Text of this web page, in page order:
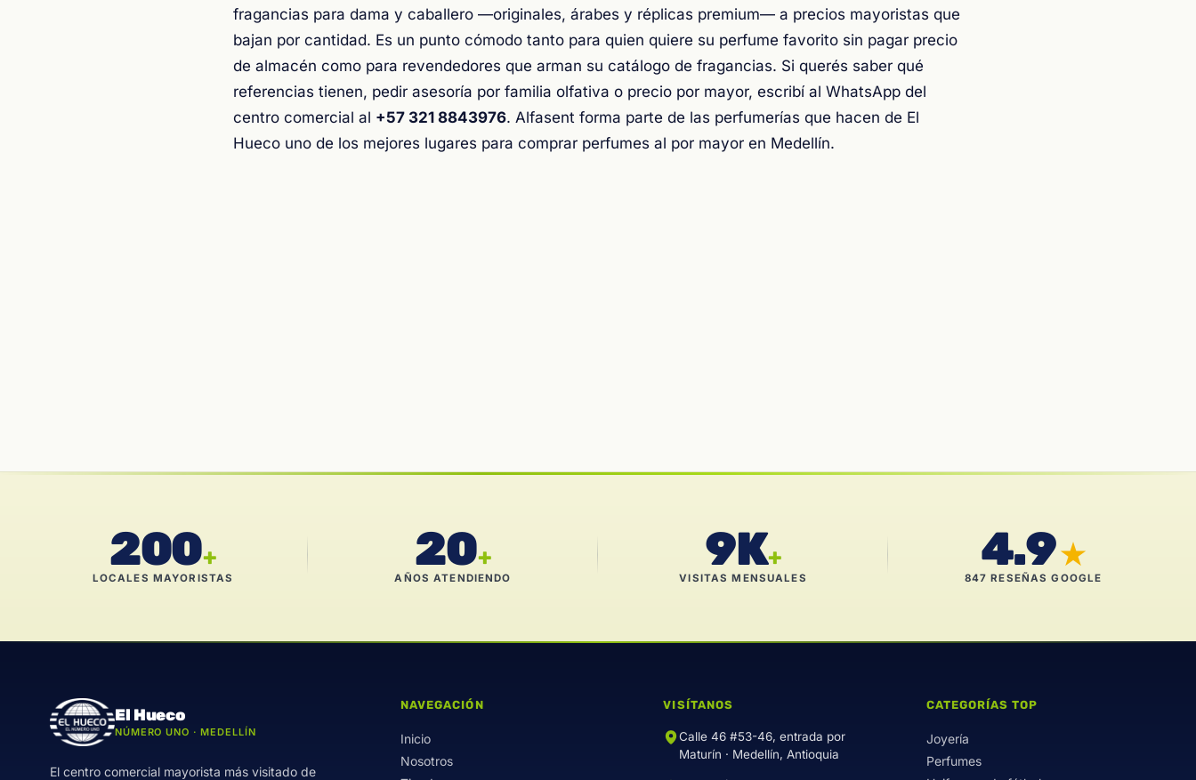
fragancias para dama y caballero —originales, árabes y réplicas premium— a precios mayoristas que
bajan por cantidad. Es un punto cómodo tanto para quien quiere su perfume favorito sin pagar precio
de almacén como para revendedores que arman su catálogo de fragancias. Si querés saber qué
referencias tienen, pedir asesoría por familia olfativa o precio por mayor, escribí al WhatsApp del
centro comercial al +57 321 8843976. Alfasent forma parte de las perfumerías que hacen de El
Hueco uno de los mejores lugares para comprar perfumes al por mayor en Medellín.
200+
LOCALES MAYORISTAS
20+
AÑOS ATENDIENDO
9K+
VISITAS MENSUALES
4.9★
847 RESEÑAS GOOGLE
El Hueco
NÚMERO UNO · MEDELLÍN
El centro comercial mayorista más visitado de
NAVEGACIÓN
Inicio
Nosotros
VISÍTANOS
Calle 46 #53-46, entrada por
Maturín · Medellín, Antioquia
CATEGORÍAS TOP
Joyería
Perfumes